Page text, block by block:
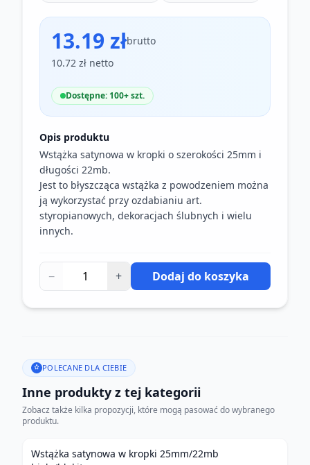
13.19 złbrutto
10.72 zł netto
Dostępne: 100+ szt.
Opis produktu
Wstążka satynowa w kropki o szerokości 25mm i
długości 22mb.
Jest to błyszcząca wstążka z powodzeniem można
ją wykorzystać przy ozdabianiu art.
styropianowych, dekoracjach ślubnych i wielu
innych.
− + Dodaj do koszyka
POLECANE DLA CIEBIE
Inne produkty z tej kategorii
Zobacz także kilka propozycji, które mogą pasować do wybranego
produktu.
Wstążka satynowa w kropki 25mm/22mb